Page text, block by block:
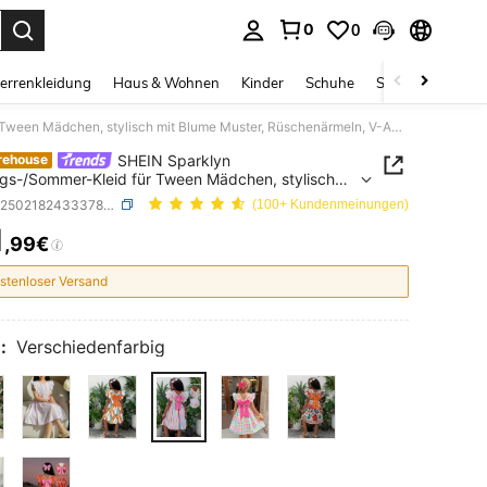
0 0
Haus & Wohnen Kinder Schuhe Schmuck &
SHEIN Sparklyn Frühlings-/Sommer-Kleid für Tween Mädchen, stylisch mit Blume Muster, Rüschenärmeln, V-Ausschnitt, Farbblockstreifen und Schleife am Rücken, geeignet für Urlaub, Party, Alltag, Hochzeit
SHEIN Sparklyn
Sommer-Kleid für Tween Mädchen, stylisch
Muster, Rüschenärmeln, V-Ausschnitt,
und Schleife am Rücken, geeignet für
Party, Alltag, Hochzeit
SKU: sk25021824333787453 (100+ Kundenmeinungen)
AND AVAILABILITY
,99€
Versand
Verschiedenfarbig